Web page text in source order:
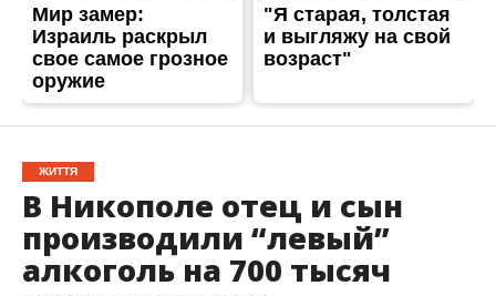
ЖИТТЯ
В Никополе отец и сын
производили “левый”
алкоголь на 700 тысяч